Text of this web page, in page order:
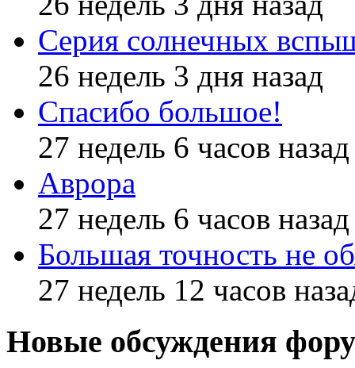
Серия солнечных
26 недель 3 дня назад
Спасибо большое!
27 недель 6 часов назад
Аврора
27 недель 6 часов назад
Большая точность не
27 недель 12 часов
Новые обсуждения